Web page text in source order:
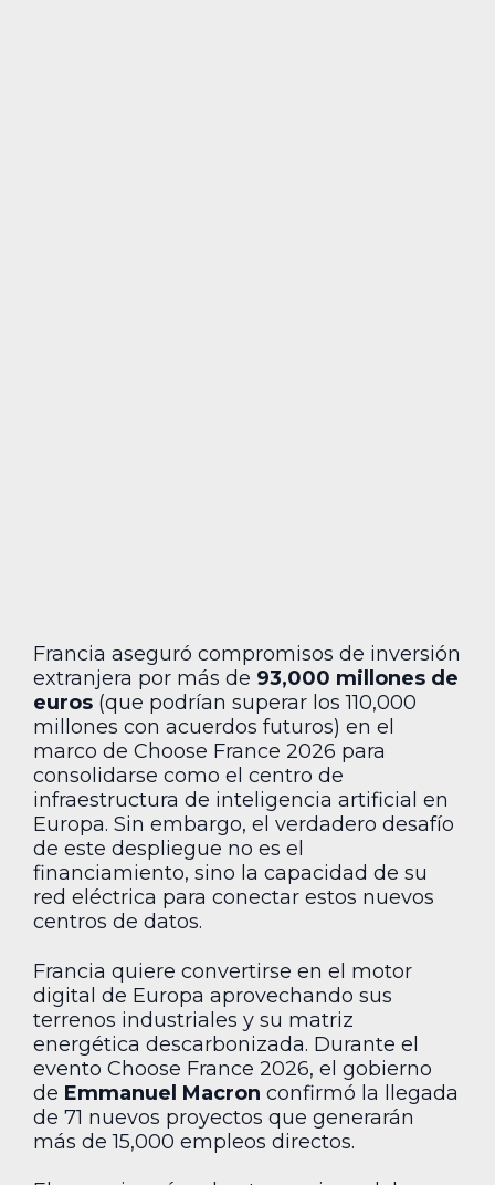
Francia aseguró compromisos de inversión
extranjera por más de 93,000 millones de
euros (que podrían superar los 110,000
millones con acuerdos futuros) en el
marco de Choose France 2026 para
consolidarse como el centro de
infraestructura de inteligencia artificial en
Europa. Sin embargo, el verdadero desafío
de este despliegue no es el
financiamiento, sino la capacidad de su
red eléctrica para conectar estos nuevos
centros de datos.
Francia quiere convertirse en el motor
digital de Europa aprovechando sus
terrenos industriales y su matriz
energética descarbonizada. Durante el
evento Choose France 2026, el gobierno
de Emmanuel Macron confirmó la llegada
de 71 nuevos proyectos que generarán
más de 15,000 empleos directos.